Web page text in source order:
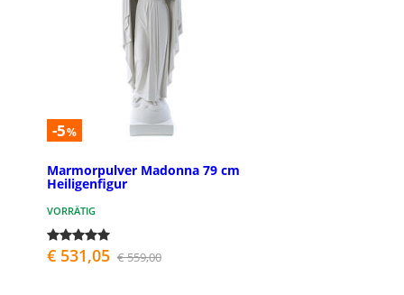
-5%
Marmorpulver Madonna 79 cm
Heiligenfigur
VORRÄTIG
€ 531,05 € 559,00